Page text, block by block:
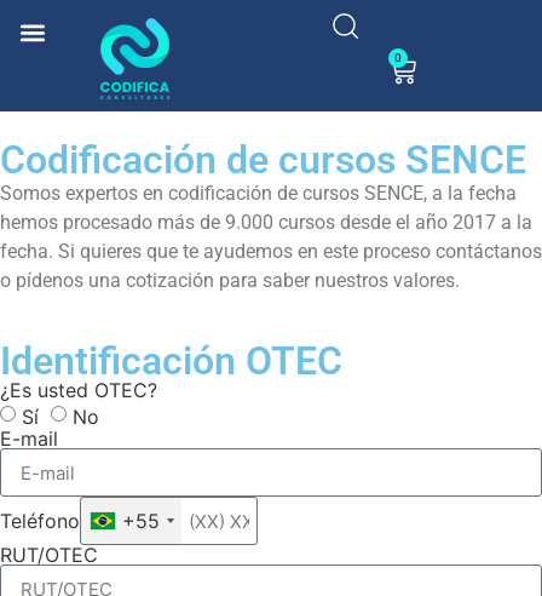
0
Codificación de cursos SENCE
Somos expertos en codificación de cursos SENCE, a la fecha
hemos procesado más de 9.000 cursos desde el año 2017 a la
fecha. Si quieres que te ayudemos en este proceso contáctanos
o pídenos una cotización para saber nuestros valores.
Identificación OTEC
¿Es usted OTEC?
Sí
No
E-mail
Teléfono
+55
RUT/OTEC